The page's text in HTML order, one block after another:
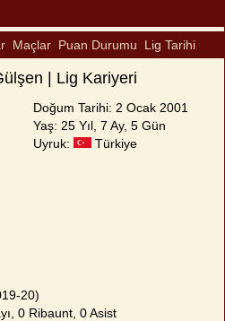
Maçlar Puan Durumu Lig Tarihi
| Lig Kariyeri
Doğum Tarihi: 2 Ocak 2001
Yaş: 25 Yıl, 7 Ay, 5 Gün
Uyruk:
Türkiye
20)
0 Ribaunt, 0 Asist